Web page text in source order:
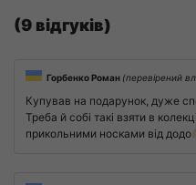
(9 відгуків)
Горбенко Роман (перевірений
Купував на подарунок, дуже
Треба й собі такі взяти в
прикольними носками від